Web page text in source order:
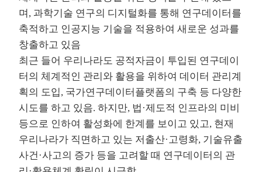
며, 과학기술 연구의 디지털화를 통해 연구데이터를
축적하고 인공지능 기술을 적용하여 새로운 성과를
창출하고 있음
최근 들어 우리나라도 공적자금이 투입된 연구데이
터의 체계적인 관리와 활용을 위하여 데이터 관리계
획의 도입, 국가연구데이터플랫폼의 구축 등 다양한
시도를 하고 있음. 하지만, 법·제도적 인프라의 미비
등으로 인하여 활성화에 한계를 보이고 있고, 현재
우리나라가 직면하고 있는 저출산·고령화, 기술유출
사건·사고의 증가 등을 고려할 때 연구데이터의 관